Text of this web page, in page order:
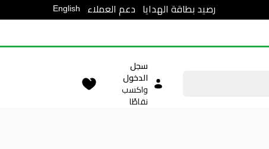
رصيد بطاقة الهدايا دعم العملاء English
سجل
الدخول
واكسب
نقاطًا